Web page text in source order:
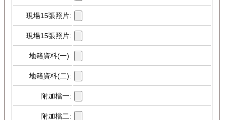
現場15張照片:
現場15張照片:
地籍資料(一):
地籍資料(二):
附加檔一:
附加檔二: